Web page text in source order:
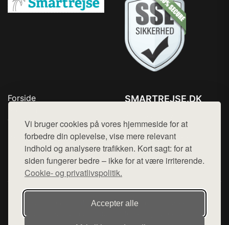
Vi bruger cookies på vores hjemmeside for at
forbedre din oplevelse, vise mere relevant
indhold og analysere trafikken. Kort sagt: for at
siden fungerer bedre – ikke for at være irriterende.
Cookie- og privatlivspolitik.
Accepter alle
Forside
Top Rabatter
Kontakt
SMARTREJSE.DK
Mail: hej@want.dk
Cookie- og privatlivspolitik
Denne side er en del af want.dk, der udgiver en række
hjemmesider med præsentation af forskellige produkter fra